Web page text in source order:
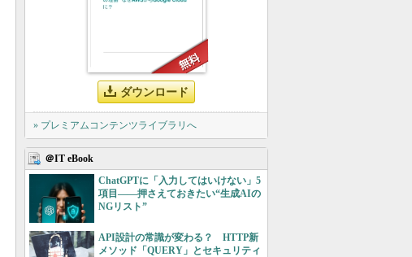
ダウンロード
» プレミアムコンテンツライブラリへ
＠IT eBook
ChatGPTに「入力してはいけない」5
項目――押さえておきたい“生成AIの
NGリスト”
API設計の常識が変わる？ HTTP新
メソッド「QUERY」とセキュリティ